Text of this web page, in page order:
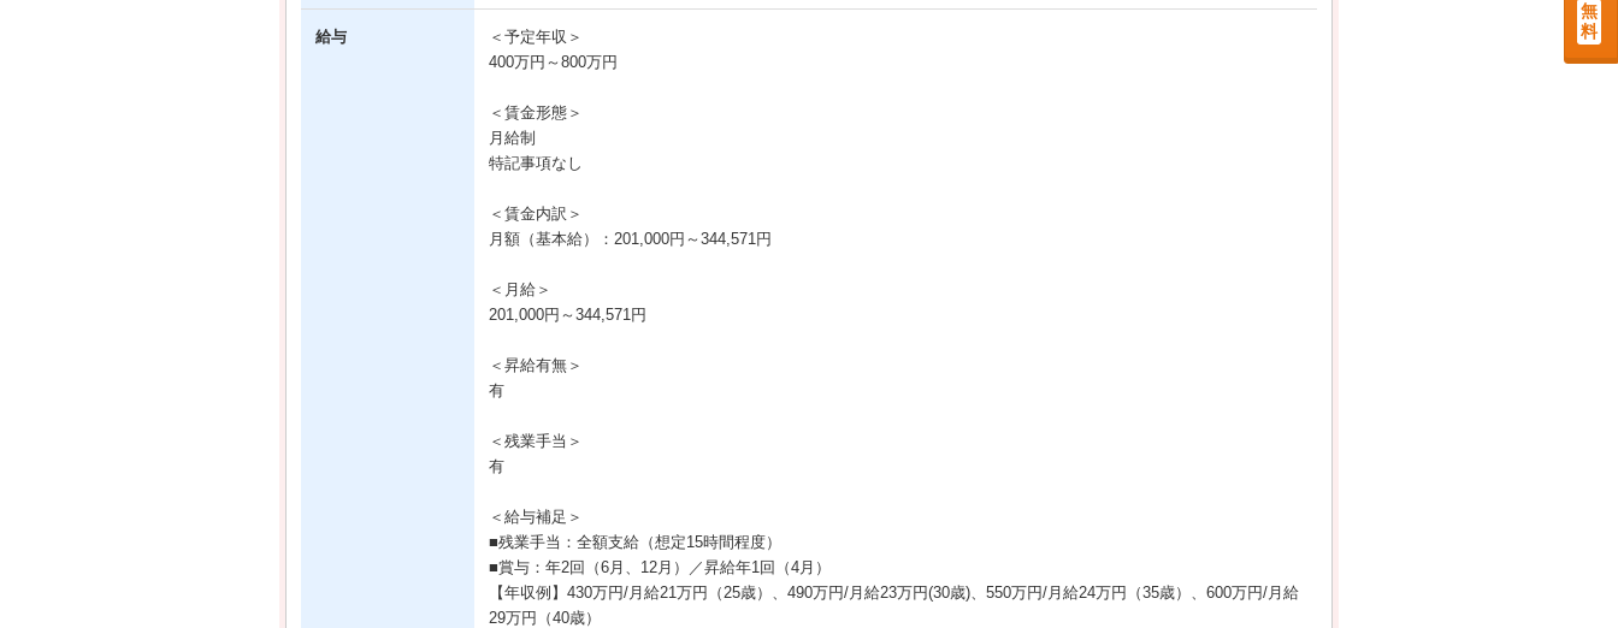
給与
＜予定年収＞
400万円～800万円
＜賃金形態＞
月給制
特記事項なし
＜賃金内訳＞
月額（基本給）：201,000円～344,571円
＜月給＞
201,000円～344,571円
＜昇給有無＞
有
＜残業手当＞
有
＜給与補足＞
■残業手当：全額支給（想定15時間程度）
■賞与：年2回（6月、12月）／昇給年1回（4月）
【年収例】430万円/月給21万円（25歳）、490万円/月給23万円(30歳)、550万円/月給24万円（35歳）、600万円/月給
29万円（40歳）
無
料